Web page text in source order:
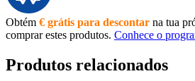
Obtém € grátis para descontar na tua
comprar estes produtos. Conhece o
Produtos relacionados